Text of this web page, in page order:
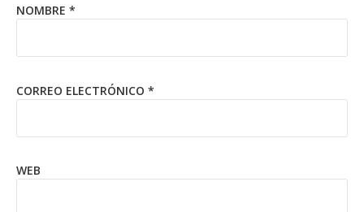
NOMBRE *
CORREO ELECTRÓNICO *
WEB